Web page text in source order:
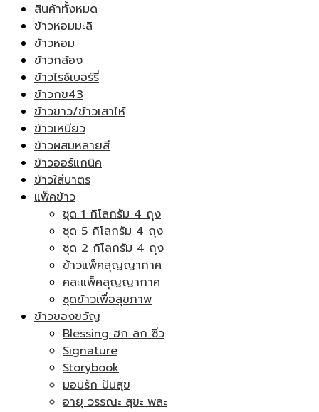
สินค้าทั้งหมด
ข้าวหอมมะลิ
ข้าวหอม
ข้าวกล้อง
ข้าวไรซ์เบอร์รี่
ข้าวกข43
ข้าวขาว/ข้าวเสาไห้
ข้าวเหนียว
ข้าวผสมหลายสี
ข้าวออร์แกนิค
ข้าวใส่บาตร
แพ็คข้าว
ชุด 1 กิโลกรัม 4 ถุง
ชุด 5 กิโลกรัม 4 ถุง
ชุด 2 กิโลกรัม 4 ถุง
ข้าวแพ็คสุญญากาศ
คละแพ็คสุญญากาศ
ชุดข้าวเพื่อสุขภาพ
ข้าวของขวัญ
Blessing ฮก ลก ซิ่ว
Signature
Storybook
มอบรัก ปันสุข
อายุ วรรณะ สุขะ พละ